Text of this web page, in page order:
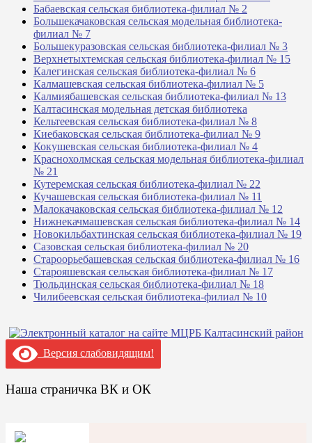
Бабаевская сельская библиотека-филиал № 2
Большекачаковская сельская модельная библиотека-
филиал № 7
Большекуразовская сельская библиотека-филиал № 3
Верхнетыхтемская сельская библиотека-филиал № 15
Калегинская сельская библиотека-филиал № 6
Калмашевская сельская библиотека-филиал № 5
Калмиябашевская сельская библиотека-филиал № 13
Калтасинская модельная детская библиотека
Кельтеевская сельская библиотека-филиал № 8
Киебаковская сельская библиотека-филиал № 9
Кокушевская сельская библиотека-филиал № 4
Краснохолмская сельская модельная библиотека-филиал
№ 21
Кутеремская сельская библиотека-филиал № 22
Кучашевская сельская библиотека-филиал № 11
Малокачаковская сельская библиотека-филиал № 12
Нижнекачмашевская сельская библиотека-филиал № 14
Новокильбахтинская сельская библиотека-филиал № 19
Сазовская сельская библиотека-филиал № 20
Староорьебашевская сельская библиотека-филиал № 16
Старояшевская сельская библиотека-филиал № 17
Тюльдинская сельская библиотека-филиал № 18
Чилибеевская сельская библиотека-филиал № 10
Версия слабовидящим!
Наша страничка ВК и ОК